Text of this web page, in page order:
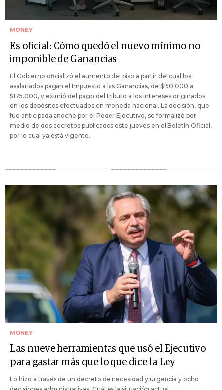
MONEY
Es oficial: Cómo quedó el nuevo mínimo no
imponible de Ganancias
El Gobierno oficializó el aumento del piso a partir del cual los
asalariados pagan el Impuesto a las Ganancias, de $150.000 a
$175.000, y eximió del pago del tributo a los intereses originados
en los depósitos efectuados en moneda nacional. La decisión, que
fue anticipada anoche por el Poder Ejecutivo, se formalizó por
medio de dos decretos publicados este jueves en el Boletín Oficial,
por lo cual ya está vigente.
MONEY
Las nueve herramientas que usó el Ejecutivo
para gastar más que lo que dice la Ley
Lo hizo a través de un decreto de necesidad y urgencia y ocho